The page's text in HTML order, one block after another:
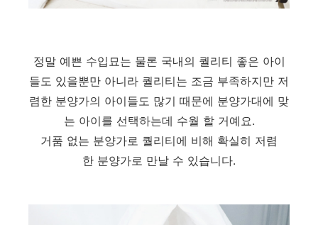
정말 예쁜 수입묘는 물론 국내의 퀄리티 좋은 아이
들도 있을뿐만 아니라 퀄리티는 조금 부족하지만 저
렴한 분양가의 아이들도 많기 때문에 분양가대에 맞
는 아이를 선택하는데 수월 할 거예요.
거품 없는 분양가로 퀄리티에 비해 확실히 저렴
한 분양가로 만날 수 있습니다.